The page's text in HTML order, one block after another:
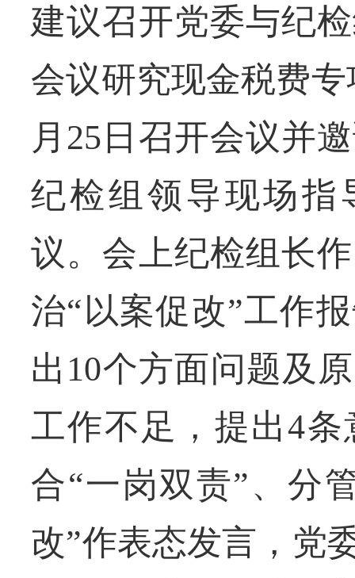
建议召开党委与纪
会议研究现金税费
月25日召开会议并
纪检组领导现场指
议。会上纪检组长
治“以案促改”工作
出10个方面问题及
工作不足，提出4
合“一岗双责”、分
改”作表态发言，党